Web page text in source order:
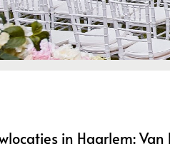
in Haarlem: